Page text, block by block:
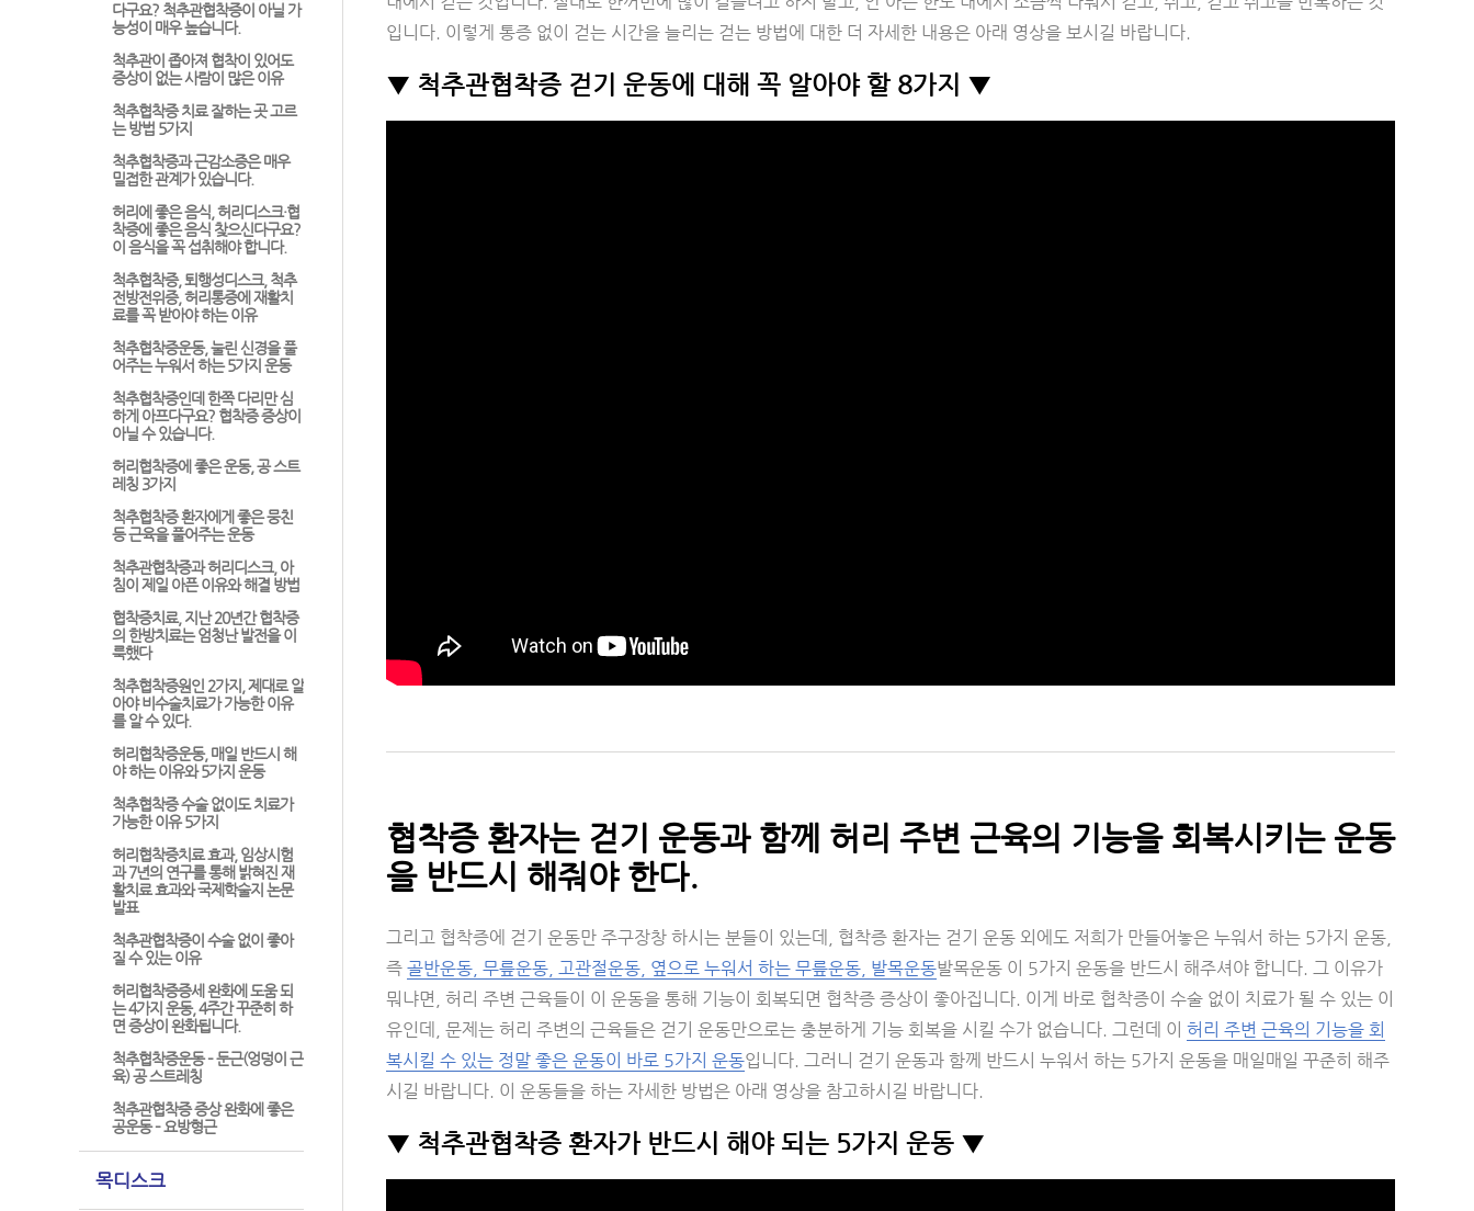
다구요? 척추관협착증이 아닐 가
능성이 매우 높습니다.
척추관이 좁아져 협착이 있어도
증상이 없는 사람이 많은 이유
척추협착증 치료 잘하는 곳 고르
는 방법 5가지
척추협착증과 근감소증은 매우
밀접한 관계가 있습니다.
허리에 좋은 음식, 허리디스크·협
착증에 좋은 음식 찾으신다구요?
이 음식을 꼭 섭취해야 합니다.
척추협착증, 퇴행성디스크, 척추
전방전위증, 허리통증에 재활치
료를 꼭 받아야 하는 이유
척추협착증운동, 눌린 신경을 풀
어주는 누워서 하는 5가지 운동
척추협착증인데 한쪽 다리만 심
하게 아프다구요? 협착증 증상이
아닐 수 있습니다.
허리협착증에 좋은 운동, 공 스트
레칭 3가지
척추협착증 환자에게 좋은 뭉친
등 근육을 풀어주는 운동
척추관협착증과 허리디스크, 아
침이 제일 아픈 이유와 해결 방법
협착증치료, 지난 20년간 협착증
의 한방치료는 엄청난 발전을 이
룩했다
척추협착증원인 2가지, 제대로 알
아야 비수술치료가 가능한 이유
를 알 수 있다.
허리협착증운동, 매일 반드시 해
야 하는 이유와 5가지 운동
척추협착증 수술 없이도 치료가
가능한 이유 5가지
허리협착증치료 효과, 임상시험
과 7년의 연구를 통해 밝혀진 재
활치료 효과와 국제학술지 논문
발표
척추관협착증이 수술 없이 좋아
질 수 있는 이유
허리협착증증세 완화에 도움 되
는 4가지 운동, 4주간 꾸준히 하
면 증상이 완화됩니다.
척추협착증운동 – 둔근(엉덩이 근
육) 공 스트레칭
척추관협착증 증상 완화에 좋은
공운동 – 요방형근
목디스크
입니다. 이렇게 통증 없이 걷는 시간을 늘리는 걷는 방법에 대한 더 자세한 내용은 아래 영상을 보시길 바랍니다.
▼ 척추관협착증 걷기 운동에 대해 꼭 알아야 할 8가지 ▼
협착증 환자는 걷기 운동과 함께 허리 주변 근육의 기능을 회복시키는 운동
을 반드시 해줘야 한다.
그리고 협착증에 걷기 운동만 주구장창 하시는 분들이 있는데, 협착증 환자는 걷기 운동 외에도 저희가 만들어놓은 누워서 하는 5가지 운동,
즉 골반운동, 무릎운동, 고관절운동, 옆으로 누워서 하는 무릎운동, 발목운동발목운동 이 5가지 운동을 반드시 해주셔야 합니다. 그 이유가
뭐냐면, 허리 주변 근육들이 이 운동을 통해 기능이 회복되면 협착증 증상이 좋아집니다. 이게 바로 협착증이 수술 없이 치료가 될 수 있는 이
유인데, 문제는 허리 주변의 근육들은 걷기 운동만으로는 충분하게 기능 회복을 시킬 수가 없습니다. 그런데 이 허리 주변 근육의 기능을 회
복시킬 수 있는 정말 좋은 운동이 바로 5가지 운동입니다. 그러니 걷기 운동과 함께 반드시 누워서 하는 5가지 운동을 매일매일 꾸준히 해주
시길 바랍니다. 이 운동들을 하는 자세한 방법은 아래 영상을 참고하시길 바랍니다.
▼ 척추관협착증 환자가 반드시 해야 되는 5가지 운동 ▼